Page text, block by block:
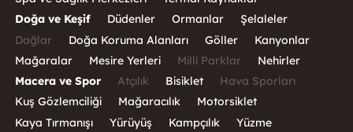
Doğa ve Keşif
Düdenler Ormanlar
Şelaleler
Dağlar
Doğa Koruma Alanları Göller
Kanyonlar
Mağaralar
Mesire Yerleri Milli Parklar
Nehirler
Macera ve Spor
Atçılık Bisiklet
Hava Sporları
Kuş Gözlemciliği
Mağaracılık
Motorsiklet
Kaya Tırmanışı
Yürüyüş Kampçılık
Yüzme